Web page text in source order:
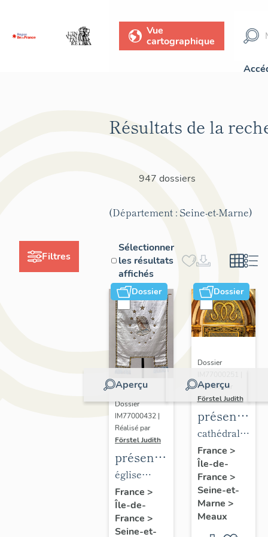
Vue
cartographique
Filtres
Résultats de la
947 dossiers
(Département : Seine-et-Marne)
Sélectionner
les résultats
affichés
Dossier
Aperçu
Dossier
IM77000432 |
Réalisé par
Förstel Judith
présentation
du
mobilier
de
l'église
église
paroissiale
Notre-
Dame du
France >
Île-de-
France >
Seine-et-
Dossier
Aperçu
Dossier
Réalisé par
Förstel Judith
du
mobilier
de la
cathédrale
de
Meaux
cathédrale
Saint-
Etienne
France >
Île-de-
France >
Seine-et-
Marne >
Meaux